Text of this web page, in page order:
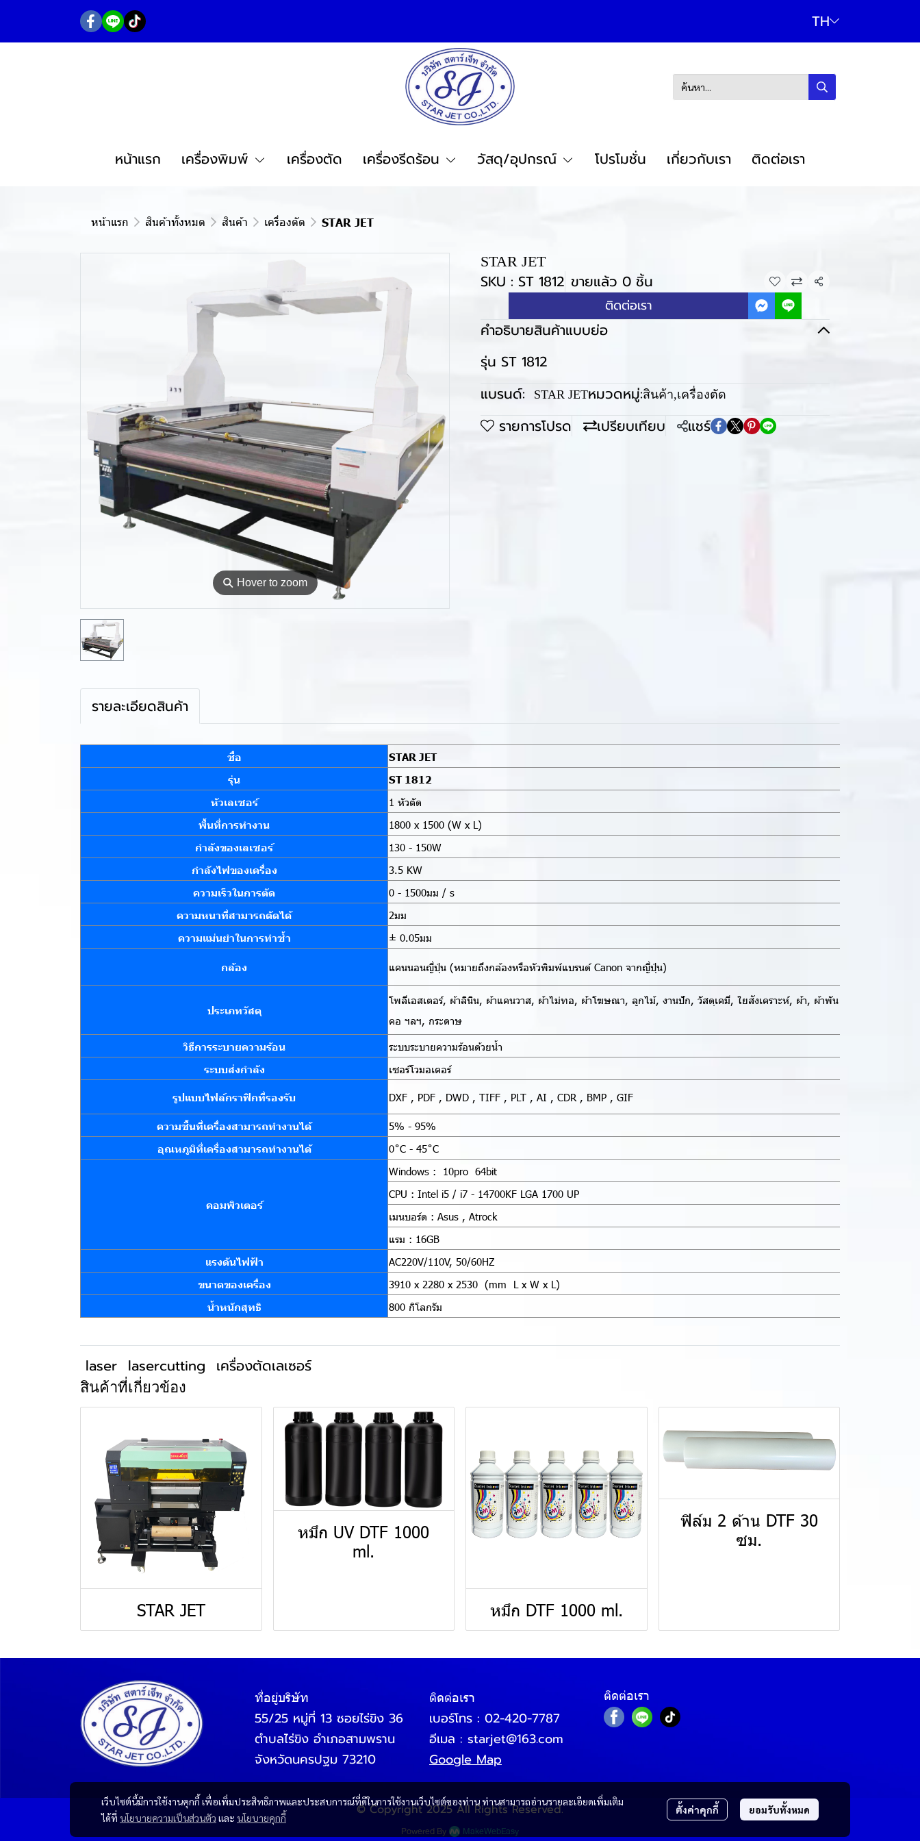
TH
หน้าแรก เครื่องพิมพ์ เครื่องตัด เครื่องรีดร้อน วัสดุ/อุปกรณ์ โปรโมชั่น เกี่ยวกับเรา ติดต่อเรา
หน้าแรก สินค้าทั้งหมด สินค้า เครื่องตัด STAR JET
⚲ Hover to zoom
STAR JET
SKU : ST 1812 ขายแล้ว 0 ชิ้น
แชร์
ติดต่อเรา
คำอธิบายสินค้าแบบย่อ
รุ่น ST 1812
แบรนด์:
STAR JETหมวดหมู่:สินค้า,เครื่องตัด
รายการโปรด เปรียบเทียบ แชร์
รายละเอียดสินค้า
ชื่อ
STAR JET
รุ่น
ST 1812
หัวเลเซอร์
1 หัวตัด
พื้นที่การทำงาน 1800 x 1500 (W x L)
กำลังของเลเซอร์ 130 - 150W
กำลังไฟของเครื่อง 3.5 KW
ความเร็วในการตัด 0 - 1500มม / s
ความหนาที่สามารถตัดได้ 2มม
ความแม่นยำในการทำซ้ำ ± 0.05มม
กล้อง แคนนอนญี่ปุ่น (หมายถึงกล้องหรือหัวพิมพ์แบรนด์ Canon จากญี่ปุ่น)
ประเภทวัสดุ
โพลีเอสเตอร์, ผ้าลินิน, ผ้าแคนวาส, ผ้าไม่ทอ, ผ้าโฆษณา, ลูกไม้, งานปัก, วัสดุเคมี, ใยสังเคราะห์, ผ้า, ผ้าพัน
คอ ฯลฯ, กระดาษ
วิธีการระบายความร้อน ระบบระบายความร้อนด้วยน้ำ
ระบบส่งกำลัง เซอร์โวมอเตอร์
รูปแบบไฟล์กราฟิกที่รองรับ DXF , PDF , DWD , TIFF , PLT , AI , CDR , BMP , GIF
ความชื้นที่เครื่องสามารถทำงานได้ 5% - 95%
อุณหภูมิที่เครื่องสามารถทำงานได้ 0˚C - 45˚C
คอมพิวเตอร์
Windows : 10pro 64bit
CPU : Intel i5 / i7 - 14700KF LGA 1700 UP
เมนบอร์ด : Asus , Atrock
แรม : 16GB
แรงดันไฟฟ้า AC220V/110V, 50/60HZ
ขนาดของเครื่อง 3910 x 2280 x 2530 (mm L x W x L)
น้ำหนักสุทธิ 800 กิโลกรัม
laser lasercutting เครื่องตัดเลเซอร์
สินค้าที่เกี่ยวข้อง
STAR JET
หมึก UV DTF 1000
ml.
หมึก DTF 1000 ml.
ฟิล์ม 2 ด้าน DTF 30
ซม.
เว็บไซต์นี้มีการใช้งานคุกกี้ เพื่อเพิ่มประสิทธิภาพและประสบการณ์ที่ดีในการใช้งานเว็บไซต์ของท่าน ท่านสามารถอ่านรายละเอียดเพิ่มเติม
ได้ที่ นโยบายความเป็นส่วนตัว และ นโยบายคุกกี้
ตั้งค่าคุกกี้ ยอมรับทั้งหมด
ที่อยู่บริษัท
55/25 หมู่ที่ 13 ซอยไร่ขิง 36
ตำบลไร่ขิง อำเภอสามพราน
จังหวัดนครปฐม 73210
ติดต่อเรา
เบอร์โทร : 02-420-7787
อีเมล : starjet@163.com
Google Map
ติดต่อเรา
© Copyright 2025 All Rights Reserved.
Powered By MakeWebEasy